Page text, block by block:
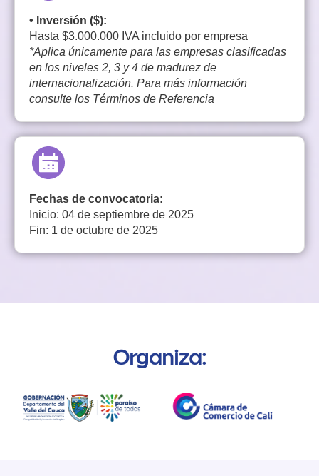
• Inversión ($):
Hasta $3.000.000 IVA incluido por empresa
*Aplica únicamente para las empresas clasificadas
en los niveles 2, 3 y 4 de madurez de
internacionalización. Para más información
consulte los Términos de Referencia
Fechas de convocatoria:
Inicio: 04 de septiembre de 2025
Fin: 1 de octubre de 2025
Organiza: